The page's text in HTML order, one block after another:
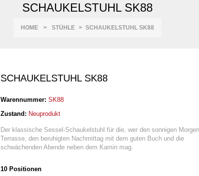
SCHAUKELSTUHL SK88
HOME > STÜHLE > SCHAUKELSTUHL SK88
SCHAUKELSTUHL SK88
Warennummer: SK88
Zustand: Neuprodukt
Der klassische Sessel-Schaukelstuhl für die, wer den sonnigen
Terrasse, den beruhigten Nachmittag mit dem guten Buch und die
schwächenden Abende neben dem Kamin mag.
10 Positionen